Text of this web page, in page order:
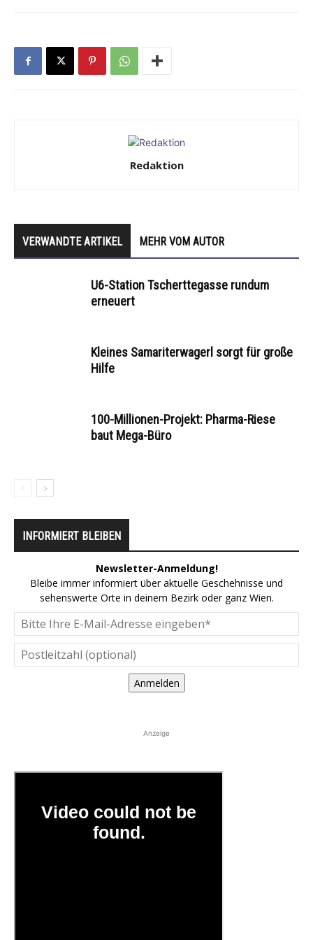
Redaktion
VERWANDTE ARTIKEL MEHR VOM AUTOR
U6-Station Tscherttegasse rundum
erneuert
Kleines Samariterwagerl sorgt für große
Hilfe
100-Millionen-Projekt: Pharma-Riese
baut Mega-Büro
INFORMIERT BLEIBEN
Newsletter-Anmeldung!
Bleibe immer informiert über aktuelle Geschehnisse und
sehenswerte Orte in deinem Bezirk oder ganz Wien.
Anmelden
Anzeige